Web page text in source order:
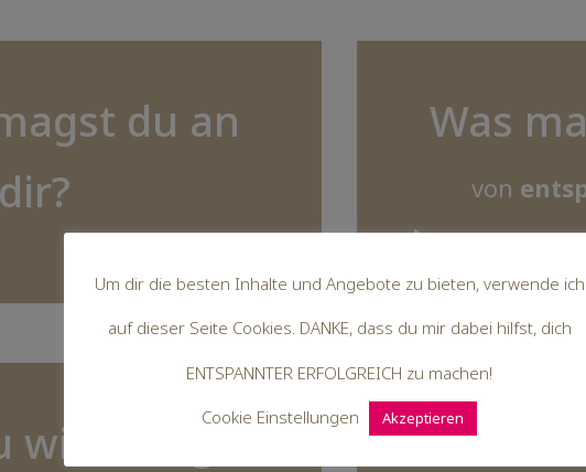
du an
dir?
Was
von
wirklich gut
Wie du
Um dir die besten Inhalte und Angebote zu bieten, verwende ich
auf dieser Seite Cookies. DANKE, dass du mir dabei hilfst, dich
ENTSPANNTER ERFOLGREICH zu machen!
Cookie Einstellungen Akzeptieren